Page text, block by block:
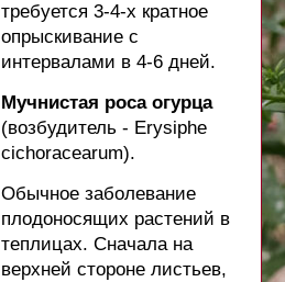
требуется 3-4-х кратное
опрыскивание с
интервалами в 4-6 дней.
Мучнистая роса огурца
(возбудитель - Erysiphe
cichoracearum).
Обычное заболевание
плодоносящих растений в
теплицах. Сначала на
верхней стороне листьев,